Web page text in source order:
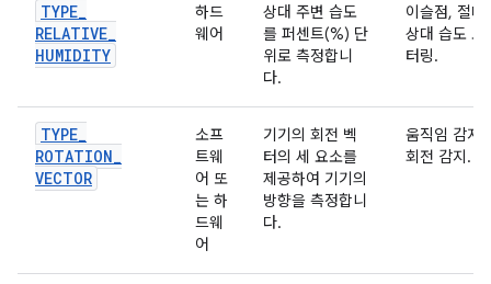
TYPE_
RELATIVE_
HUMIDITY
하드
웨어
상대 주변 습도
를 퍼센트(%) 단
위로 측정합니
다.
이슬점, 절대
상대 습도 모
터링.
TYPE_
ROTATION_
VECTOR
소프
트웨
어 또
는 하
드웨
어
기기의 회전 벡
터의 세 요소를
제공하여 기기의
방향을 측정합니
다.
움직임 감지
회전 감지.